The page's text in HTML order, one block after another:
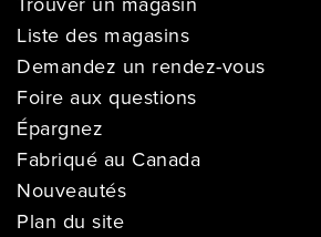
Liste des magasins
Demandez un rendez-vous
Foire aux questions
Épargnez
Fabriqué au Canada
Nouveautés
Plan du site